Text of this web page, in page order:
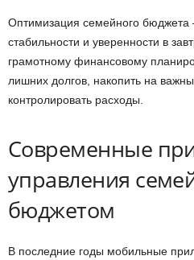
Оптимизация семейного
стабильности и уверенности в
грамотному финансовому
лишних долгов, накопить на
контролировать расходы.
Современные
управления
бюджетом
В последние годы мобильные